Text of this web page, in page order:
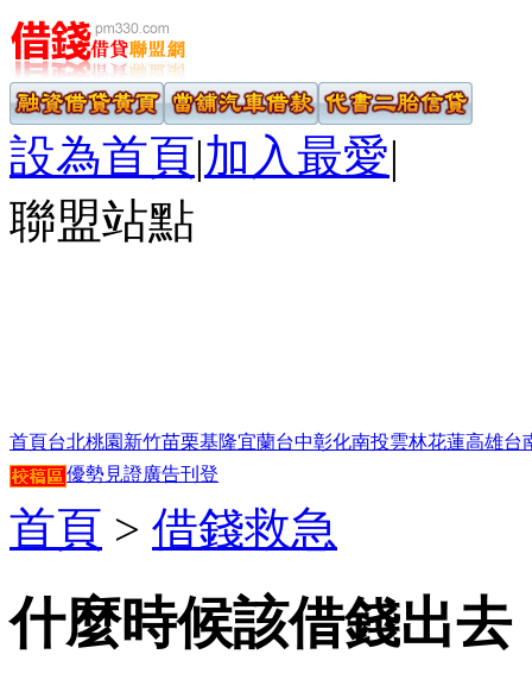
設為首頁|加入最愛|
聯盟站點
首頁台北桃園 新竹苗栗基隆宜蘭台中彰化南投雲林花蓮高雄台
優勢見證廣告刊登
首頁 > 借錢救急
什麼時候該借錢出去